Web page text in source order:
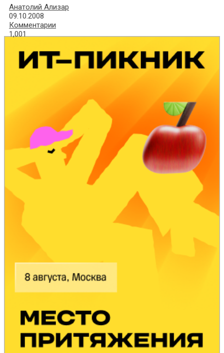
Анатолий Ализар
09.10.2008
Комментарии
1,001